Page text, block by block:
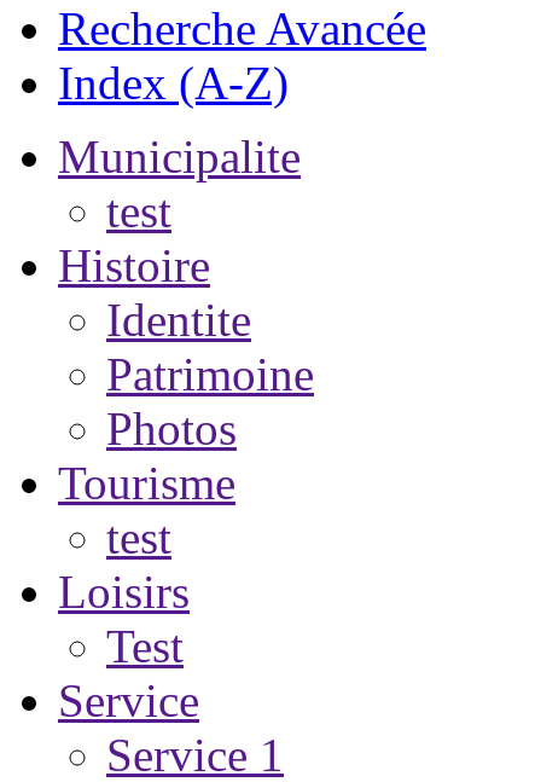
Recherche Avancée
Index (A-Z)
Municipalite
test
Histoire
Identite
Patrimoine
Photos
Tourisme
test
Loisirs
Test
Service
Service 1